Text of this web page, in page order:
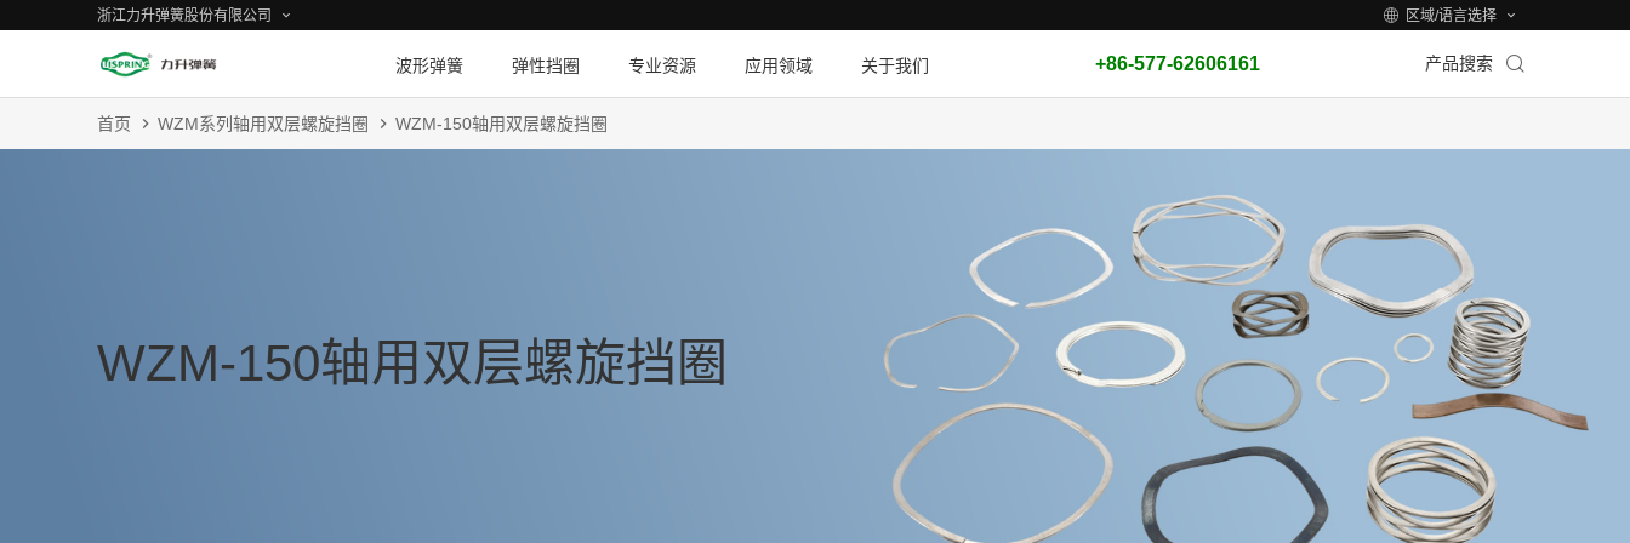
浙江力升弹簧股份有限公司 区域/语言选择
波形弹簧 弹性挡圈 专业资源 应用领域 关于我们 +86-577-62606161 产品搜索
首页 WZM系列轴用双层螺旋挡圈 WZM-150轴用双层螺旋挡圈
WZM-150轴用双层螺旋挡圈